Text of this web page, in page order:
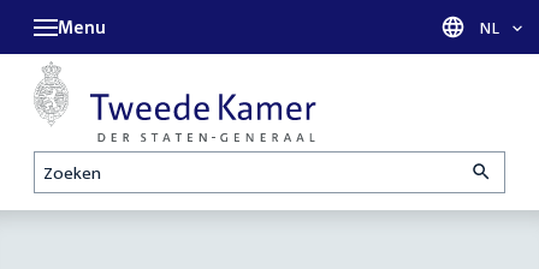
Zoeken
Menu Taal
NL